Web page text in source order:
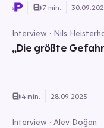
7 min.
Interview · Nils
„Die größte
4 min. 28.09.2025
Interview · Alev Doğan